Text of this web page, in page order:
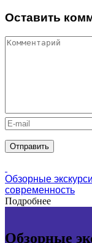
Оставить
Обзорные
современность
Подробнее
Обзорные